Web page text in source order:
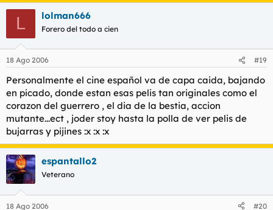
L lolman666
Forero del todo a cien
18 Ago 2006 #19
Personalmente el cine español va de capa caida, bajando
en picado, donde estan esas pelis tan originales como el
corazon del guerrero , el dia de la bestia, accion
mutante...ect , joder stoy hasta la polla de ver pelis de
bujarras y pijines :x :x :x
espantallo2
Veterano
18 Ago 2006 #20